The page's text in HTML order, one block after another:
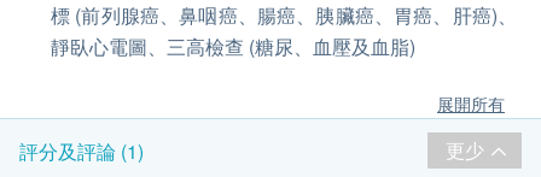
標 (前列腺癌、鼻咽癌、腸癌、胰臟癌、胃癌、肝癌)、
靜臥心電圖、三高檢查 (糖尿、血壓及血脂)
展開所有
評分及評論 (1) 更少